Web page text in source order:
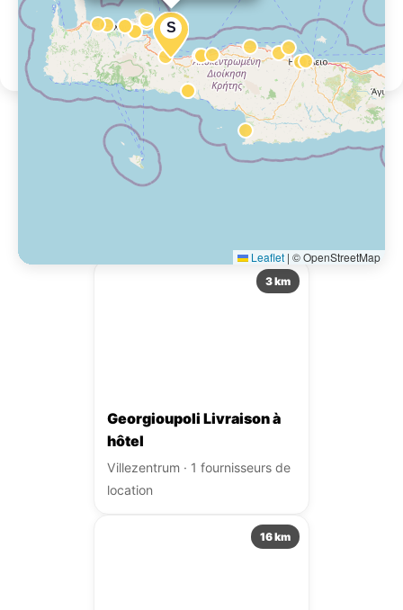
S
Leaflet | © OpenStreetMap
Location de voiture près de
3 km
Georgioupoli Livraison à
hôtel
Villezentrum · 1 fournisseurs de
location
16 km